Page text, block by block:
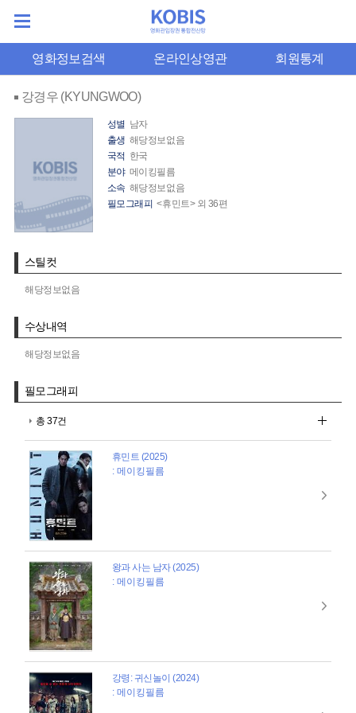
영화정보검색 온라인상영관 회원통계
강경우 (KYUNGWOO)
성별 남자
출생 해당정보없음
국적 한국
분야 메이킹필름
소속 해당정보없음
필모그래피 <휴민트> 외 36편
스틸컷
해당정보없음
수상내역
해당정보없음
필모그래피
총 37건
휴민트 (2025)
: 메이킹필름
왕과 사는 남자 (2025)
: 메이킹필름
강령: 귀신놀이 (2024)
: 메이킹필름